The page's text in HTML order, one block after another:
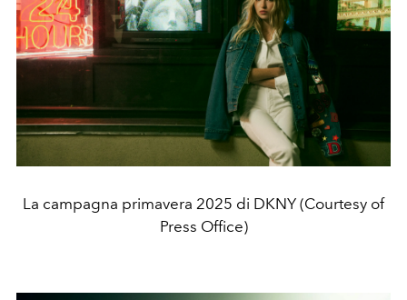
La campagna primavera 2025 di DKNY (Courtesy of
Press Office)